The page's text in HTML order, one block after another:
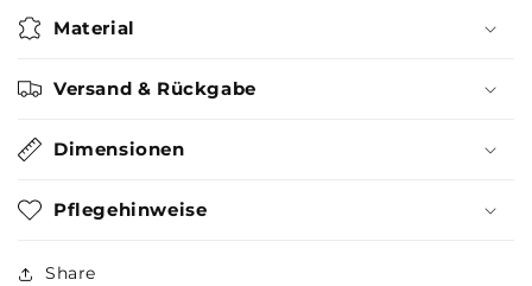
Material
Versand & Rückgabe
Dimensionen
Pflegehinweise
Share